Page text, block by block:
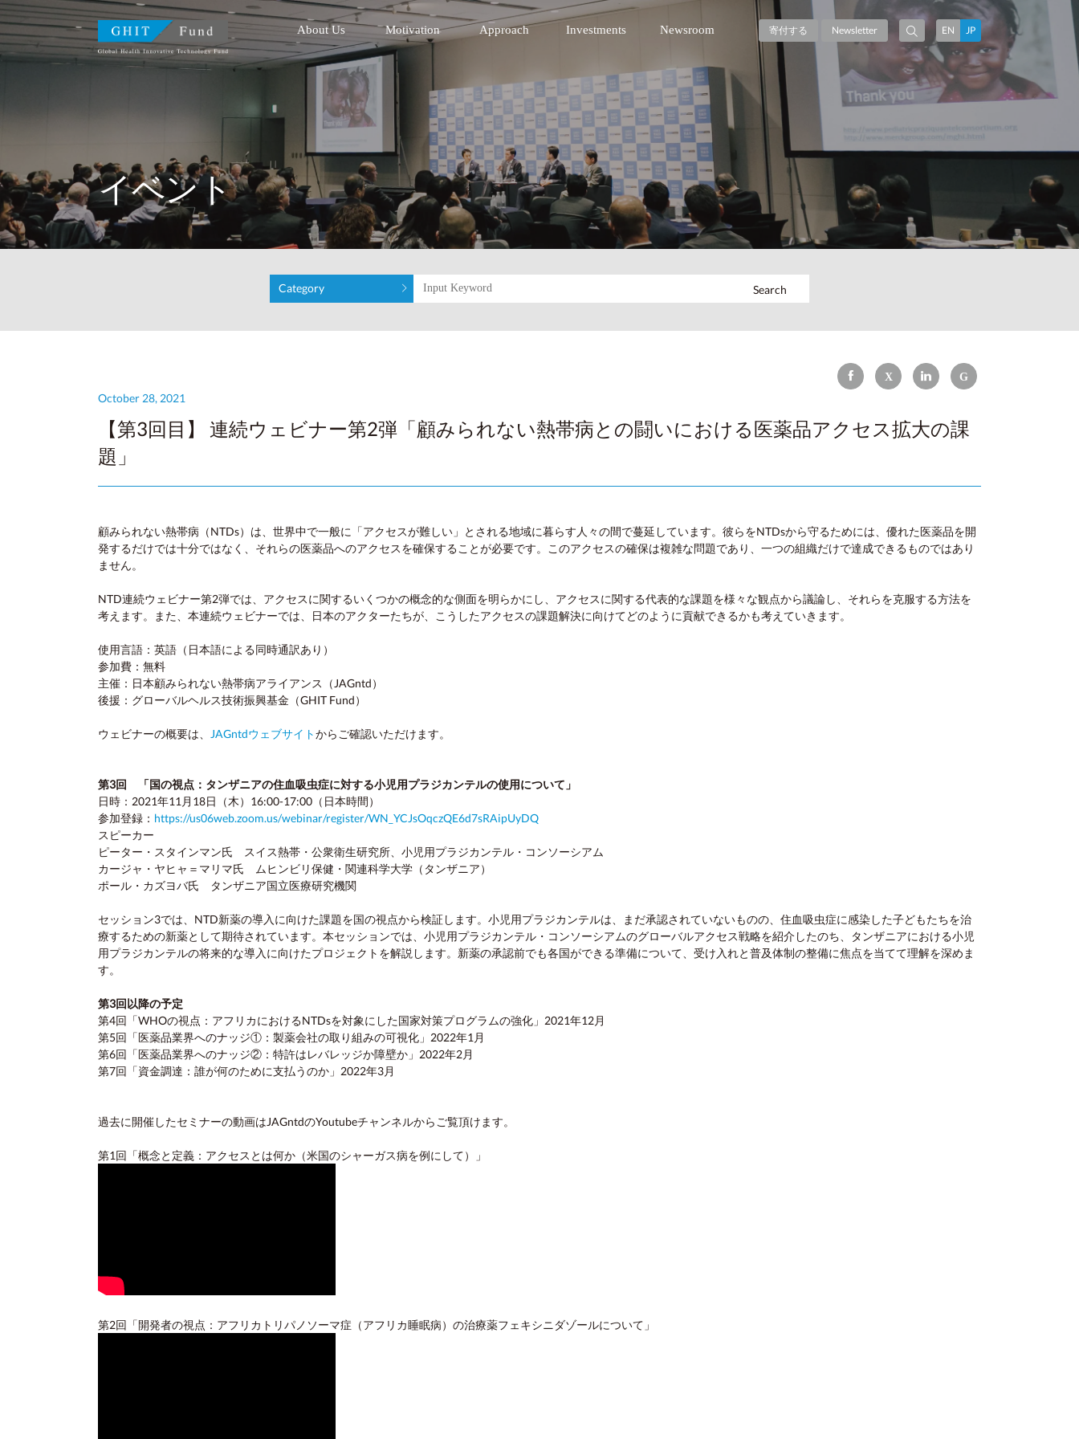
GHIT Fund Global Health Innovative Technology Fund
About Us Motivation Approach Investments Newsroom 寄付する Newsletter EN JP
イベント
Category Search
October 28, 2021
【第3回目】 連続ウェビナー第2弾「顧みられない熱帯病との闘いにおける医薬品アクセス拡大の課
題」
顧みられない熱帯病（NTDs）は、世界中で一般に「アクセスが難しい」とされる地域に暮らす人々の間で蔓延しています。彼らをNTDsから守るためには、優れた医薬品を開
発するだけでは十分ではなく、それらの医薬品へのアクセスを確保することが必要です。このアクセスの確保は複雑な問題であり、一つの組織だけで達成できるものではあり
ません。
NTD連続ウェビナー第2弾では、アクセスに関するいくつかの概念的な側面を明らかにし、アクセスに関する代表的な課題を様々な観点から議論し、それらを克服する方法を
考えます。また、本連続ウェビナーでは、日本のアクターたちが、こうしたアクセスの課題解決に向けてどのように貢献できるかも考えていきます。
使用言語：英語（日本語による同時通訳あり）
参加費：無料
主催：日本顧みられない熱帯病アライアンス（JAGntd）
後援：グローバルヘルス技術振興基金（GHIT Fund）
ウェビナーの概要は、 JAGntdウェブサイトからご確認いただけます。
第3回 「国の視点：タンザニアの住血吸虫症に対する小児用プラジカンテルの使用について」
日時：2021年11月18日（木）16:00-17:00（日本時間）
参加登録： https://us06web.zoom.us/webinar/register/WN_YCJsOqczQE6d7sRAipUyDQ
スピーカー
ピーター・スタインマン氏 スイス熱帯・公衆衛生研究所、小児用プラジカンテル・コンソーシアム
カージャ・ヤヒャ＝マリマ氏 ムヒンビリ保健・関連科学大学（タンザニア）
ポール・カズヨバ氏 タンザニア国立医療研究機関
セッション3では、NTD新薬の導入に向けた課題を国の視点から検証します。小児用プラジカンテルは、まだ承認されていないものの、住血吸虫症に感染した子どもたちを治
療するための新薬として期待されています。本セッションでは、小児用プラジカンテル・コンソーシアムのグローバルアクセス戦略を紹介したのち、タンザニアにおける小児
用プラジカンテルの将来的な導入に向けたプロジェクトを解説します。新薬の承認前でも各国ができる準備について、受け入れと普及体制の整備に焦点を当てて理解を深めま
す。​​
第3回以降の予定
第4回「WHOの視点：アフリカにおけるNTDsを対象にした国家対策プログラムの強化」2021年12月
第5回「医薬品業界へのナッジ①：製薬会社の取り組みの可視化」2022年1月
第6回「医薬品業界へのナッジ②：特許はレバレッジか障壁か」2022年2月
第7回「資金調達：誰が何のために支払うのか」2022年3月
過去に開催したセミナーの動画はJAGntdのYoutubeチャンネルからご覧頂けます。
第1回「概念と定義：アクセスとは何か（米国のシャーガス病を例にして）」
第2回「開発者の視点：アフリカトリパノソーマ症（アフリカ睡眠病）の治療薬フェキシニダゾールについて」